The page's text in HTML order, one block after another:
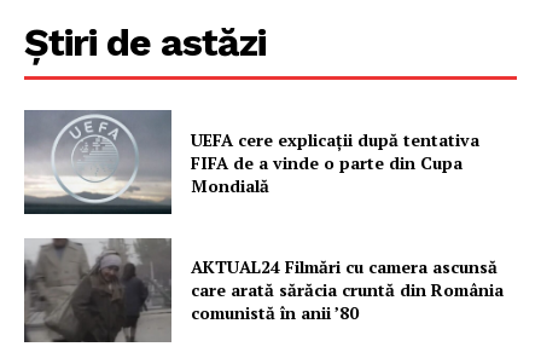
Știri de astăzi
UEFA cere explicații după tentativa
FIFA de a vinde o parte din Cupa
Mondială
AKTUAL24 Filmări cu camera ascunsă
care arată sărăcia cruntă din România
comunistă în anii ’80